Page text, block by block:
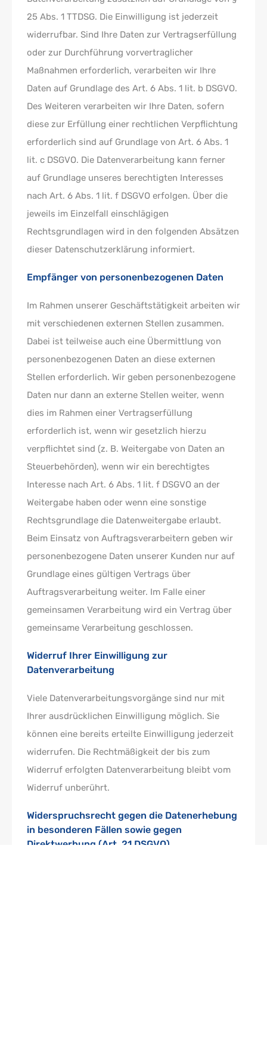
25 Abs. 1 TTDSG. Die Einwilligung ist jederzeit
widerrufbar. Sind Ihre Daten zur Vertragserfüllung
oder zur Durchführung vorvertraglicher
Maßnahmen erforderlich, verarbeiten wir Ihre
Daten auf Grundlage des Art. 6 Abs. 1 lit. b DSGVO.
Des Weiteren verarbeiten wir Ihre Daten, sofern
diese zur Erfüllung einer rechtlichen Verpflichtung
erforderlich sind auf Grundlage von Art. 6 Abs. 1
lit. c DSGVO. Die Datenverarbeitung kann ferner
auf Grundlage unseres berechtigten Interesses
nach Art. 6 Abs. 1 lit. f DSGVO erfolgen. Über die
jeweils im Einzelfall einschlägigen
Rechtsgrundlagen wird in den folgenden Absätzen
dieser Datenschutzerklärung informiert.
Empfänger von personenbezogenen Daten
Im Rahmen unserer Geschäftstätigkeit arbeiten wir
mit verschiedenen externen Stellen zusammen.
Dabei ist teilweise auch eine Übermittlung von
personenbezogenen Daten an diese externen
Stellen erforderlich. Wir geben personenbezogene
Daten nur dann an externe Stellen weiter, wenn
dies im Rahmen einer Vertragserfüllung
erforderlich ist, wenn wir gesetzlich hierzu
verpflichtet sind (z. B. Weitergabe von Daten an
Steuerbehörden), wenn wir ein berechtigtes
Interesse nach Art. 6 Abs. 1 lit. f DSGVO an der
Weitergabe haben oder wenn eine sonstige
Rechtsgrundlage die Datenweitergabe erlaubt.
Beim Einsatz von Auftragsverarbeitern geben wir
personenbezogene Daten unserer Kunden nur auf
Grundlage eines gültigen Vertrags über
Auftragsverarbeitung weiter. Im Falle einer
gemeinsamen Verarbeitung wird ein Vertrag über
gemeinsame Verarbeitung geschlossen.
Widerruf Ihrer Einwilligung zur
Datenverarbeitung
Viele Datenverarbeitungsvorgänge sind nur mit
Ihrer ausdrücklichen Einwilligung möglich. Sie
können eine bereits erteilte Einwilligung jederzeit
widerrufen. Die Rechtmäßigkeit der bis zum
Widerruf erfolgten Datenverarbeitung bleibt vom
Widerruf unberührt.
Widerspruchsrecht gegen die Datenerhebung
in besonderen Fällen sowie gegen
Direktwerbung (Art. 21 DSGVO)